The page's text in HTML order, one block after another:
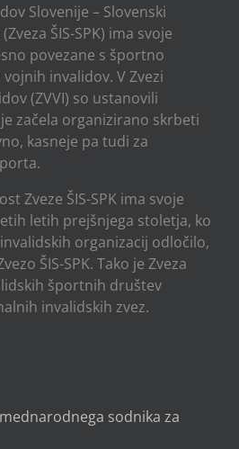
Slovenije – Slovenski
ŠIS-SPK) ima svoje
povezane s športno
invalidov. V Zvezi
(ZVVI) so ustanovili
začela organizirano skrbeti
kasneje pa tudi za
Zveze ŠIS-SPK ima svoje
letih prejšnjega stoletja, ko
organizacij odločilo,
ŠIS-SPK. Tako je Zveza
športnih društev
invalidskih zvez.
sodnika za